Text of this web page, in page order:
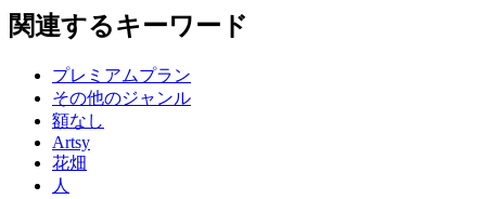
関連するキーワード
プレミアムプラン
その他のジャンル
額なし
Artsy
花畑
人